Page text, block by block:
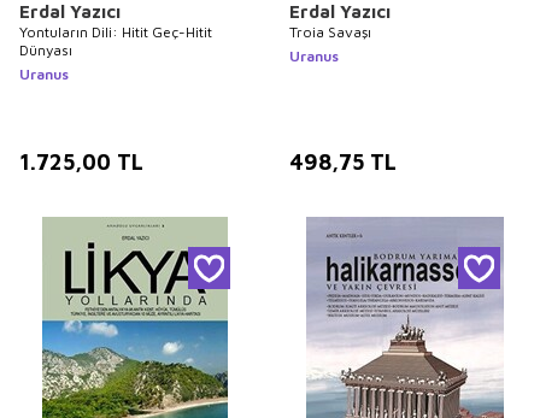
Erdal Yazıcı
Yontuların Dili: Hitit Geç-Hitit
Dünyası
Uranus
1.725,00 TL
Erdal Yazıcı
Troia Savaşı
Uranus
498,75 TL